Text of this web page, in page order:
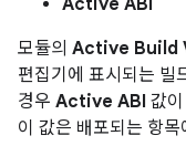
Active ABI
모듈의 Active Build
편집기에 표시되는 빌
경우 Active ABI 값
이 값은 배포되는 항